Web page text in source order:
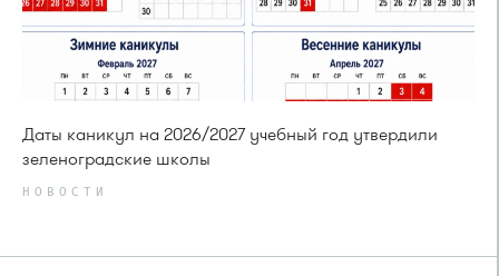
Даты каникул на 2026/2027 учебный год утвердили
зеленоградские школы
НОВОСТИ